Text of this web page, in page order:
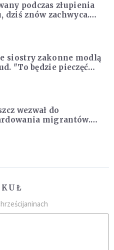
podczas złupienia
dziś znów zachwyca.
arras w Castel
siostry zakonne modlą
"To będzie pieczęć
dla naszej wiary"
wezwał do
migrantów.
ogień przeciwko